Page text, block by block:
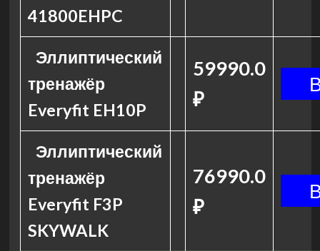
41800EHPC
Эллиптический
тренажёр
Everyfit EH10P
59990.0
₽
Эллиптический
тренажёр
Everyfit F3P
SKYWALK
76990.0
₽